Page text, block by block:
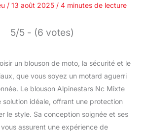
/ 13 août 2025 / 4 minutes de lecture
5/5 - (6 votes)
un blouson de moto, la sécurité et le
que vous soyez un motard aguerri
Le blouson Alpinestars Nc Mixte
solution idéale, offrant une protection
le style. Sa conception soignée et ses
assurent une expérience de